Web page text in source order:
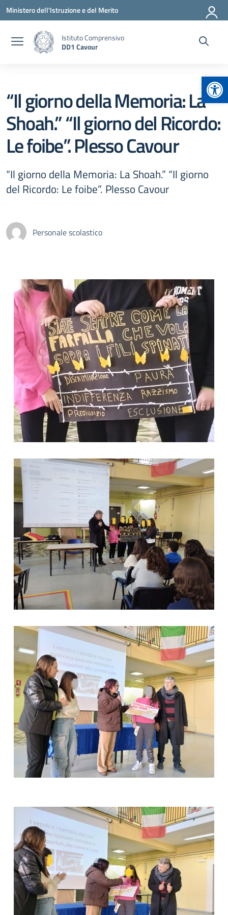
Vai ai contenuti
Vai al menu di navigazione
Vai al footer
Ministero dell'Istruzione e del Merito
Istituto Comprensivo
DD1 Cavour
“Il giorno della Memoria: La
Shoah.” “Il giorno del Ricordo:
Le foibe”. Plesso Cavour
“Il giorno della Memoria: La Shoah.” “Il giorno
del Ricordo: Le foibe”. Plesso Cavour
Personale scolastico